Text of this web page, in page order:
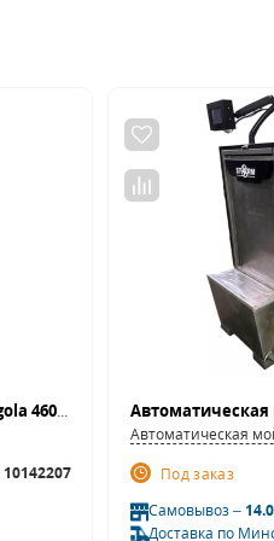
Краскопульт для базы и лака Sagola 4600 Xtreme
10142207
Автоматическая
Под заказ
Самовывоз –
Доставка по